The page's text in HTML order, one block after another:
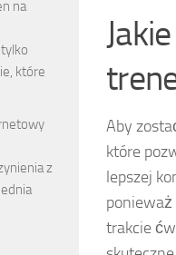
Aby
które
lepszej
ponieważ
trakcie
na
które
z